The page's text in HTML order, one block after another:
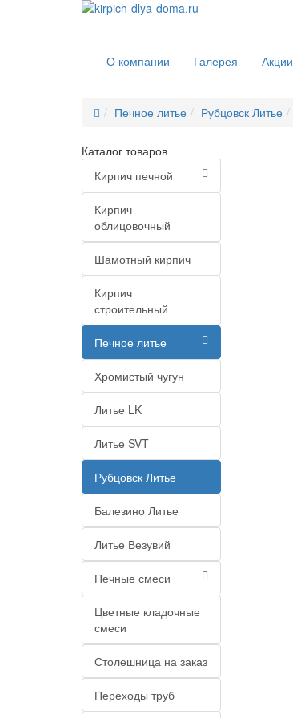
О компании Галерея Акции
Печное литье Рубцовск Литье
Каталог товаров
Кирпич печной
Кирпич
облицовочный
Шамотный кирпич
Кирпич
строительный
Печное литье
Хромистый чугун
Литье LK
Литье SVT
Рубцовск Литье
Балезино Литье
Литье Везувий
Печные смеси
Цветные кладочные
смеси
Столешница на заказ
Переходы труб